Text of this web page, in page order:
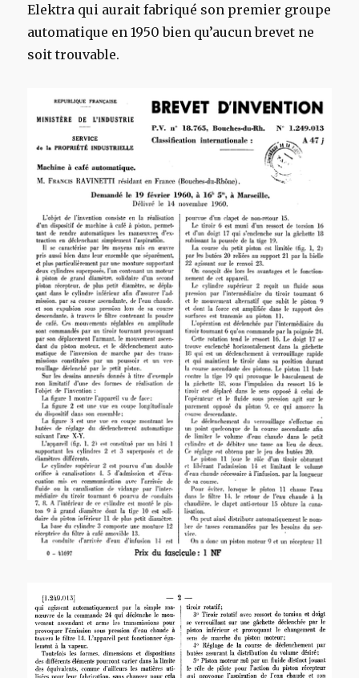
Elektra qui aurait fabriqué son premier groupe
automatique en 1950 bien qu’aucun brevet ne
soit trouvable.